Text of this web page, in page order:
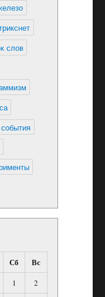
слов
события
Сб Вс
1
2